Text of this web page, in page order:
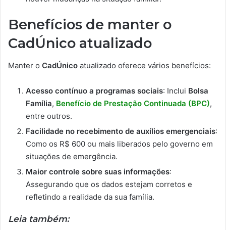
Benefícios de manter o
CadÚnico atualizado
Manter o CadÚnico atualizado oferece vários benefícios:
Acesso contínuo a programas sociais: Inclui Bolsa
Família, Benefício de Prestação Continuada (BPC),
entre outros.
Facilidade no recebimento de auxílios emergenciais:
Como os R$ 600 ou mais liberados pelo governo em
situações de emergência.
Maior controle sobre suas informações:
Assegurando que os dados estejam corretos e
refletindo a realidade da sua família.
Leia também: